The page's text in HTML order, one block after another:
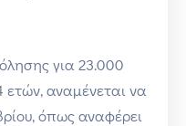
για 23.000
ετών, αναμένεται να
όπως αναφέρει